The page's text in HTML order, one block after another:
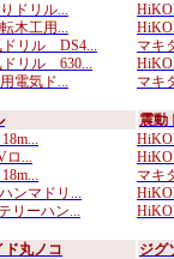
ドリル...
木工用...
リル DS4...
リル 630...
電気ド...
マキ
マキ
ロ...
ンマドリ...
リーハン...
震動
マキ
ド丸ノコ
ジグ